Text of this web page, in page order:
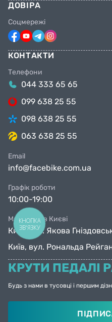
ДОВІРА
Соцмережі
КОНТАКТИ
Телефони
044 333 65 65
099 638 25 55
098 638 25 55
063 638 25 55
Email
info@facebike.com.ua
Графік роботи
10:00-19:00
Магазини в Києві
Київ, вул. Якова
Київ, вул. Рональда
КРУТИ ПЕДАЛІ
Будь з нами в тусовці і першим
КНОПКА
ЗВ'ЯЗКУ